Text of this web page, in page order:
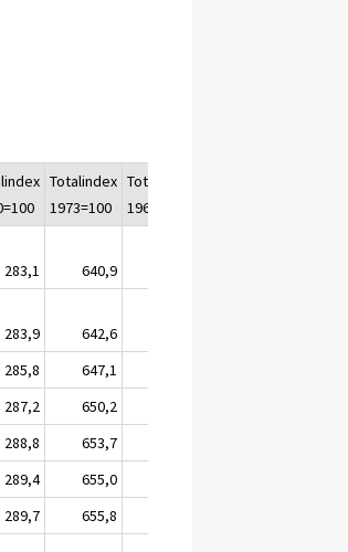
Totalindex
1973=100
Totalindex
1964=100
283,1 640,9
283,9 642,6
285,8 647,1
287,2 650,2
288,8 653,7
289,4 655,0
289,7 655,8